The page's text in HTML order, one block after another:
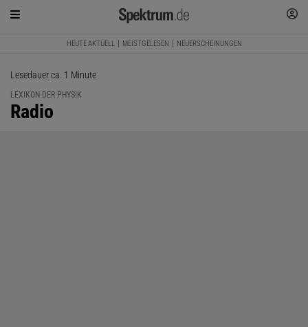
HEUTE AKTUELL MEISTGELESEN NEUERSCHEINUNGEN
Lesedauer ca. 1 Minute
LEXIKON DER PHYSIK
:
Radio